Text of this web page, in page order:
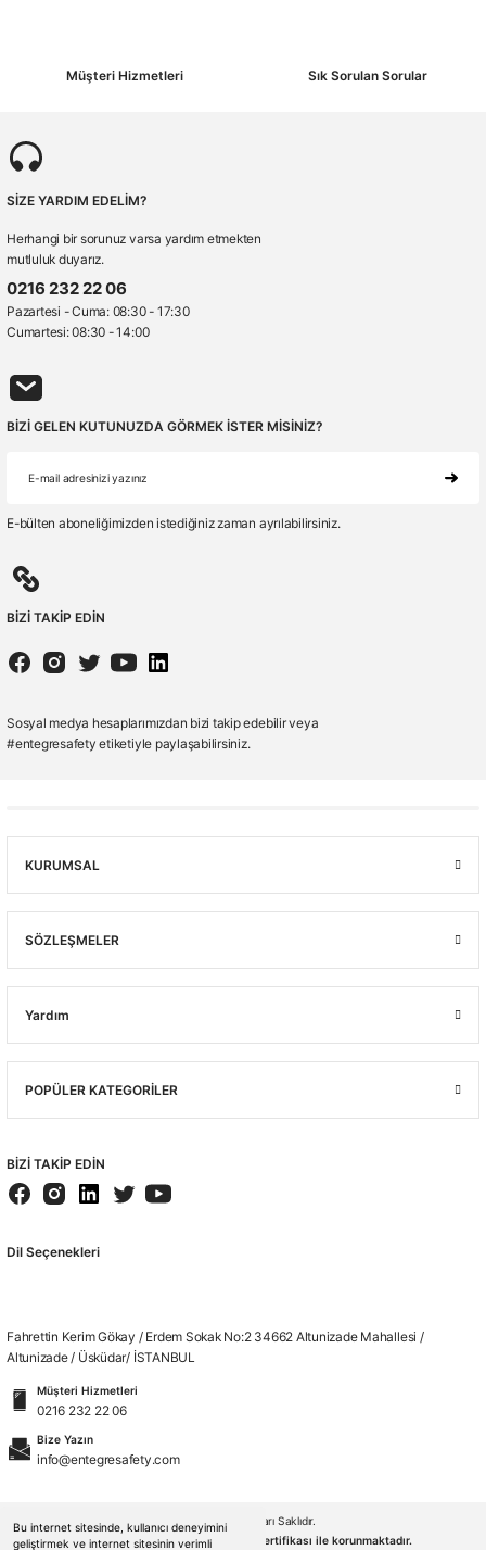
Bu internet sitesinde, kullanıcı deneyimini
geliştirmek ve internet sitesinin verimli
Müşteri Hizmetleri Sık Sorulan Sorular
SİZE YARDIM EDELİM?
Herhangi bir sorunuz varsa yardım etmekten
mutluluk duyarız.
0216 232 22 06
Pazartesi - Cuma: 08:30 - 17:30
Cumartesi: 08:30 - 14:00
BİZİ GELEN KUTUNUZDA GÖRMEK İSTER MİSİNİZ?
E-bülten aboneliğimizden istediğiniz zaman ayrılabilirsiniz.
BİZİ TAKİP EDİN
Sosyal medya hesaplarımızdan bizi takip edebilir veya
#entegresafety etiketiyle paylaşabilirsiniz.
KURUMSAL
SÖZLEŞMELER
Yardım
POPÜLER KATEGORİLER
BİZİ TAKİP EDİN
Dil Seçenekleri
Fahrettin Kerim Gökay / Erdem Sokak No:2 34662 Altunizade Mahallesi /
Altunizade / Üsküdar/ İSTANBUL
Müşteri Hizmetleri
0216 232 22 06
Bize Yazın
info@entegresafety.com
© 2026. Tüm Hakları Saklıdır.
Kredi kartı bilgileriniz 256bit SSL sertifikası ile korunmaktadır.